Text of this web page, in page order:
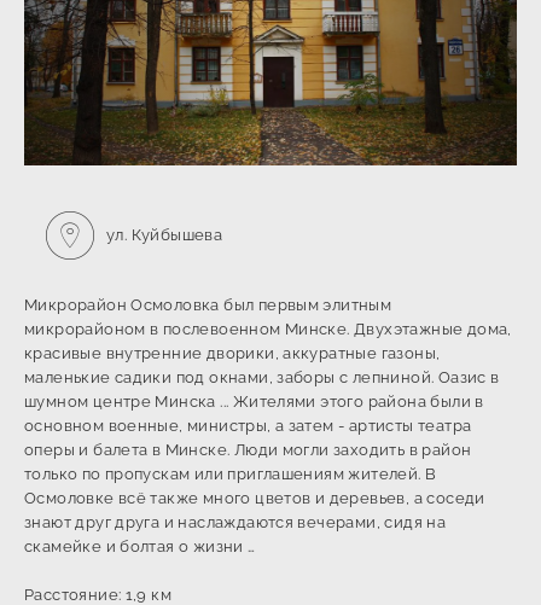
ул. Куйбышева
Микрорайон Осмоловка был первым элитным
микрорайоном в послевоенном Минске. Двухэтажные дома,
красивые внутренние дворики, аккуратные газоны,
маленькие садики под окнами, заборы с лепниной. Оазис в
шумном центре Минска ... Жителями этого района были в
основном военные, министры, а затем - артисты театра
оперы и балета в Минске. Люди могли заходить в район
только по пропускам или приглашениям жителей. В
Осмоловке всё также много цветов и деревьев, а соседи
знают друг друга и наслаждаются вечерами, сидя на
скамейке и болтая о жизни …
Расстояние: 1,9 км